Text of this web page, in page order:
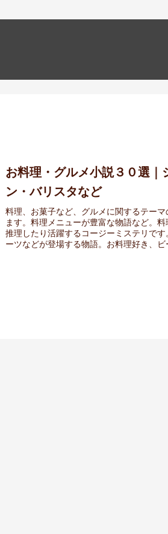
お料理・グルメ小説３０選｜
ン・バリスタなど
料理、お菓子など、グルメに関するテー
ます。料理メニューが豊富な物語など。
推理したり活躍するコージーミステリで
ーツなどが登場する物語。お料理好き、ビ